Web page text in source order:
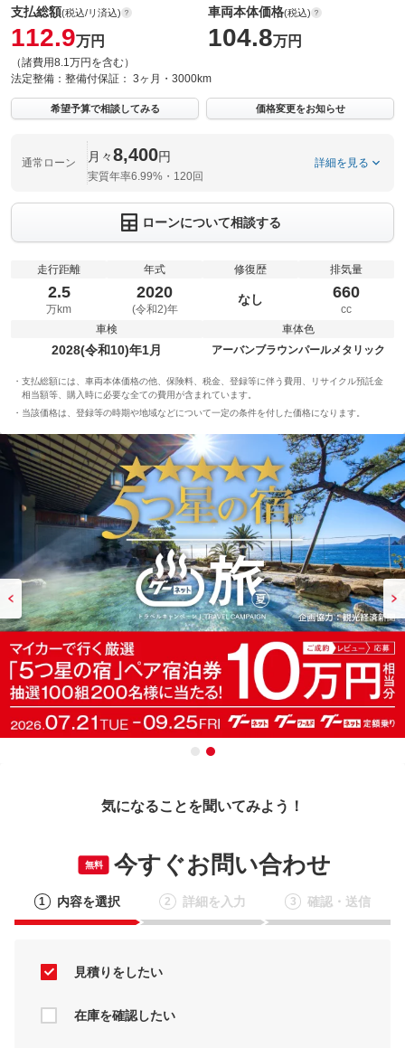
支払総額(税込/リ済込)
112.9万円
（諸費用8.1万円を含む）
車両本体価格(税込)
104.8万円
法定整備： 整備付保証： 3ヶ月・3000km
希望予算で相談してみる 価格変更をお知らせ
通常ローン 月々8,400円
実質年率6.99%・120回
詳細を見る
ローンについて相談する
走行距離
2.5
万km
年式
2020
(令和2)年
修復歴
なし
排気量
660
cc
車検
2028(令和10)年1月
車体色
アーバンブラウンパールメタリック
支払総額には、車両本体価格の他、保険料、税金、登録等に伴う費用、リサイクル預託金
相当額等、購入時に必要な全ての費用が含まれています。
当該価格は、登録等の時期や地域などについて一定の条件を付した価格になります。
気になることを聞いてみよう！
無料 今すぐお問い合わせ
1 内容を選択 2 詳細を入力 3 確認・送信
見積りをしたい
在庫を確認したい